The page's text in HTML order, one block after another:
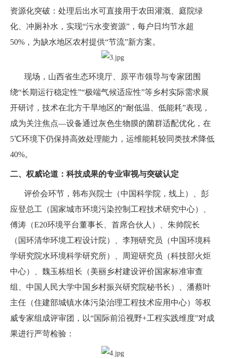
资源化突破：处理后出水可直接用于农田灌溉、庭院绿
化、冲厕补水，实现“污水变资源”，每户日均节水超
50%，为缺水地区农村提供“节流”新方案。
现场，山西省生态环境厅、原平市领导与专家团围
绕“长期运行稳定性”“极端气候适应性”等乡村实际需求展
开研讨，技术在北方干旱地区的“耐低温、低能耗”表现，
成为关注焦点—设备通过灰色生物膜的菌群适配优化，在
5℃环境下仍保持高效处理能力，运维能耗较同类技术降低
40%。
二、权威论道：科技成果的专业审视与突破认定
评价会环节，韩布兴院士（中国科学院，线上）、彭
应登总工（国家城市环境污染控制工程技术研究中心）、
傅涛（E20环境平台董事长、首席合伙人）
、朱帅院长
（国环清华环境工程设计院）、李翔研究员（中国环境科
学研究院水环境科学研究所）、周迎研究员（科技部火炬
中心）、魏玉栋组长（美丽乡村建设评价国家标准审查
组、中国人民大学中国乡村振兴研究院秘书长）、潘蔡叶
主任（住建部城镇水体污染治理工程技术应用中心）等权
威专家组成评审团，以“国际前沿视野+工程实践维度”对成
果进行严苛检验：